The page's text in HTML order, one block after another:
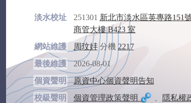
淡水校址 251301 新北市淡水區英專路151
商管大樓 B423 室
網站維護
周玟妦分機 2217
最後維護
2026-08-01
個資聲明
原資中心個資聲明告知
校級聲明
個資管理政策聲明 隱私權